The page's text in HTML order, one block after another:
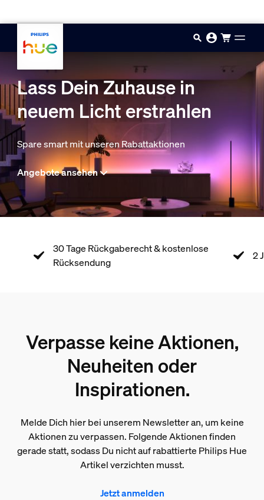
Lass Dein Zuhause in
neuem Licht erstrahlen
Spare smart mit unseren Rabattaktionen
Angebote ansehen
& kostenlose
2 Jahre Garantie
Verpasse keine Aktionen,
Neuheiten oder
Inspirationen.
Melde Dich hier bei unserem Newsletter an, um keine
Aktionen zu verpassen. Folgende Aktionen finden
gerade statt, sodass Du nicht auf rabattierte Philips Hue
Artikel verzichten musst.
Jetzt anmelden